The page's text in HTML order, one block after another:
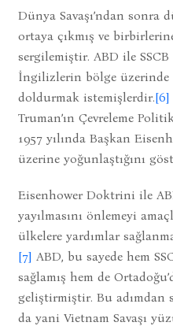
Dünya Savaşı’ndan
ortaya çıkmış ve
sergilemiştir. ABD ile SSCB
İngilizlerin bölge
doldurmak istemişlerdir.[6]
Truman’ın Çevreleme
1957 yılında Başkan
üzerine yoğunlaştığını
Eisenhower Doktrini ile
yayılmasını önlemeyi
ülkelere yardımlar
[7] ABD, bu sayede hem
sağlamış hem de
geliştirmiştir. Bu adımdan
da yani Vietnam Savaşı